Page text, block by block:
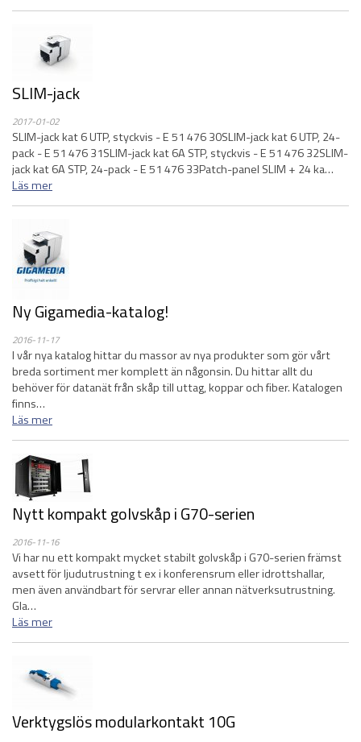
SLIM-jack
2017-01-02
SLIM-jack kat 6 UTP, styckvis - E 51 476 30SLIM-jack kat 6 UTP, 24-
pack - E 51 476 31SLIM-jack kat 6A STP, styckvis - E 51 476 32SLIM-
jack kat 6A STP, 24-pack - E 51 476 33Patch-panel SLIM + 24 ka…
Läs mer
Ny Gigamedia-katalog!
2016-11-17
I vår nya katalog hittar du massor av nya produkter som gör vårt
breda sortiment mer komplett än någonsin. Du hittar allt du
behöver för datanät från skåp till uttag, koppar och fiber. Katalogen
finns…
Läs mer
Nytt kompakt golvskåp i G70-serien
2016-11-16
Vi har nu ett kompakt mycket stabilt golvskåp i G70-serien främst
avsett för ljudutrustning t ex i konferensrum eller idrottshallar,
men även användbart för servrar eller annan nätverksutrustning.
Gla…
Läs mer
Verktygslös modularkontakt 10G